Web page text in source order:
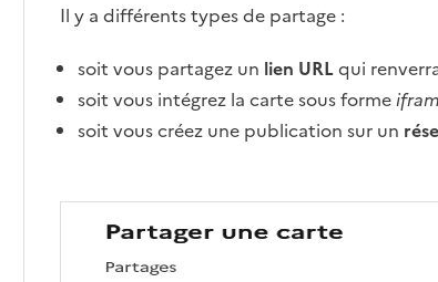
Il y a différents types de partage :
soit vous partagez un lien URLqui
soit vous intégrez la carte sous forme
soit vous créez une publication sur un